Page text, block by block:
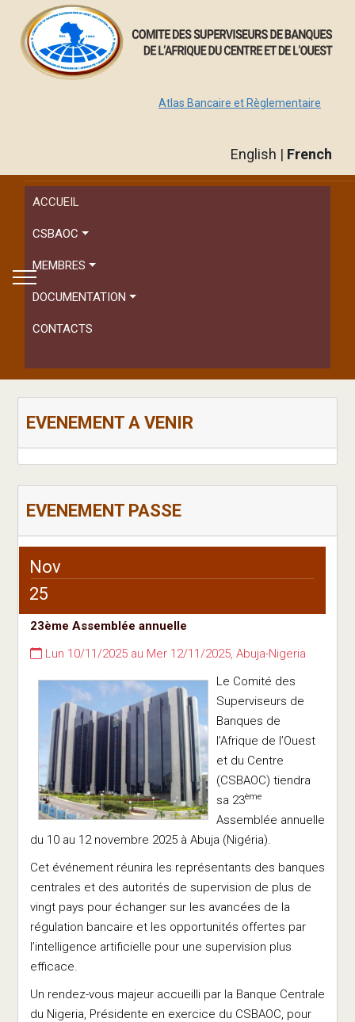
Atlas Bancaire et Règlementaire
English | French
ACCUEIL
CSBAOC
MEMBRES
DOCUMENTATION
CONTACTS
EVENEMENT A VENIR
EVENEMENT PASSE
Nov
25
23ème Assemblée annuelle
Lun 10/11/2025 au Mer 12/11/2025, Abuja-Nigeria
Le Comité des
Superviseurs de
Banques de
l’Afrique de l’Ouest
et du Centre
(CSBAOC) tiendra
sa 23ème
Assemblée annuelle
du 10 au 12 novembre 2025 à Abuja (Nigéria).
Cet événement réunira les représentants des banques
centrales et des autorités de supervision de plus de
vingt pays pour échanger sur les avancées de la
régulation bancaire et les opportunités offertes par
l’intelligence artificielle pour une supervision plus
efficace.
Un rendez-vous majeur accueilli par la Banque Centrale
du Nigeria, Présidente en exercice du CSBAOC, pour